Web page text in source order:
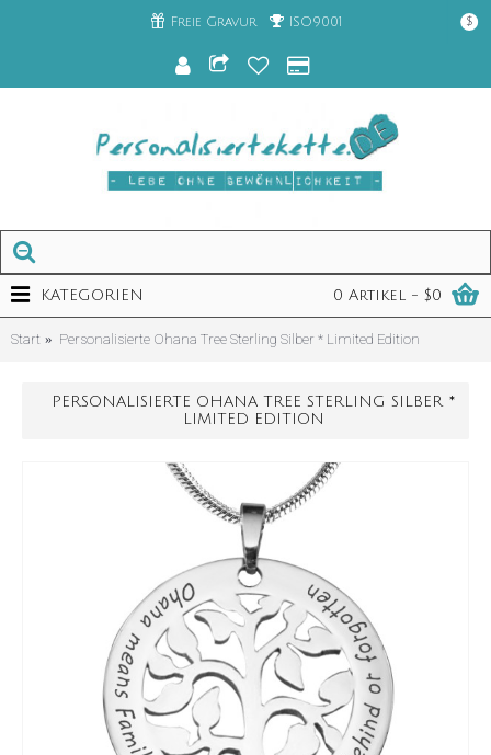
Freie Gravur ISO9001 $
0 Artikel - $0
KATEGORIEN
Start Personalisierte Ohana Tree Sterling Silber * Limited Edition
PERSONALISIERTE OHANA TREE STERLING SILBER *
LIMITED EDITION